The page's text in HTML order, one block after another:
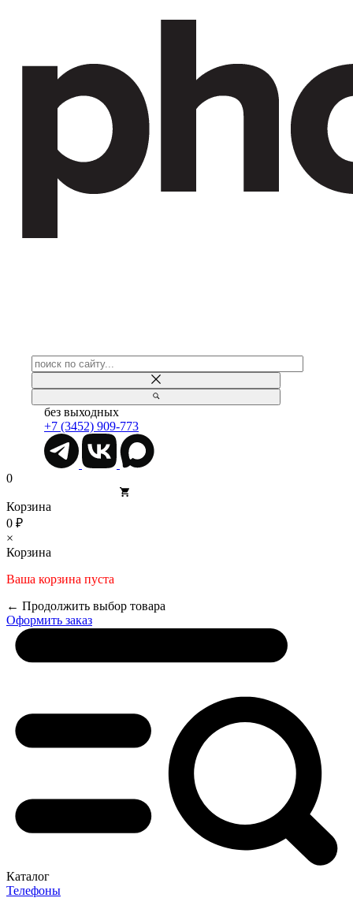
без выходных
+7 (3452) 909-773
0
Корзина
0 ₽
×
Корзина
Ваша корзина пуста
← Продолжить выбор товара
Оформить заказ
Каталог
Телефоны